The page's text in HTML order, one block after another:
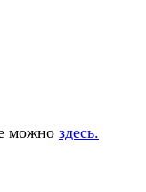
можно здесь.